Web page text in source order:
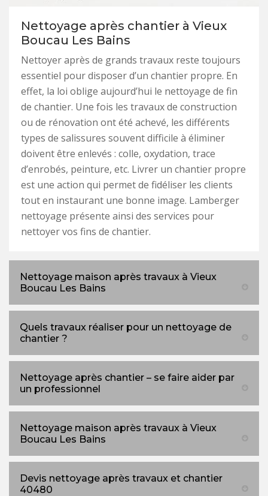
Nettoyage après chantier à Vieux
Boucau Les Bains
Nettoyer après de grands travaux reste toujours
essentiel pour disposer d’un chantier propre. En
effet, la loi oblige aujourd’hui le nettoyage de fin
de chantier. Une fois les travaux de construction
ou de rénovation ont été achevé, les différents
types de salissures souvent difficile à éliminer
doivent être enlevés : colle, oxydation, trace
d’enrobés, peinture, etc. Livrer un chantier propre
est une action qui permet de fidéliser les clients
tout en instaurant une bonne image. Lamberger
nettoyage présente ainsi des services pour
nettoyer vos fins de chantier.
Nettoyage maison après travaux à Vieux
Boucau Les Bains
Quels travaux réaliser pour un nettoyage de
chantier ?
Nettoyage après chantier – se faire aider par
un professionnel
Nettoyage maison après travaux à Vieux
Boucau Les Bains
Devis nettoyage après travaux et chantier
40480